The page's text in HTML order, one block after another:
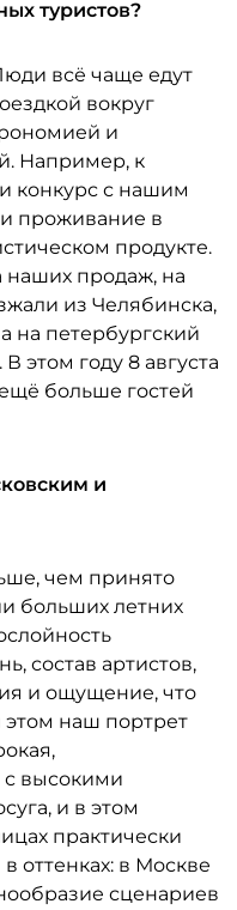
туристов?
всё чаще едут
вокруг
и
Например, к
конкурс с нашим
проживание в
продукте.
наших продаж, на
из Челябинска,
на петербургский
этом году 8 августа
больше гостей
и
чем принято
больших летних
состав артистов,
и ощущение, что
этом наш портрет
с высокими
и в этом
практически
оттенках: в Москве
сценариев